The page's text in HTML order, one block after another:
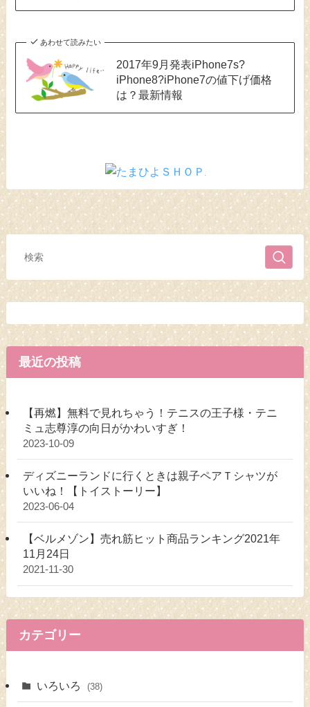
あわせて読みたい
2017年9月発表iPhone7s?
iPhone8?iPhone7の値下げ価格
は？最新情報
最近の投稿
【再燃】無料で見れちゃう！テニスの王子様・テニ
ミュ志尊淳の向日がかわいすぎ！
2023-10-09
ディズニーランドに行くときは親子ペアＴシャツが
いいね！【トイストーリー】
2023-06-04
【ベルメゾン】売れ筋ヒット商品ランキング2021年
11月24日
2021-11-30
カテゴリー
いろいろ (38)